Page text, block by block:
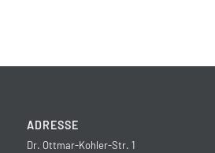
ADRESSE
Dr. Ottmar-Kohler-Str. 1